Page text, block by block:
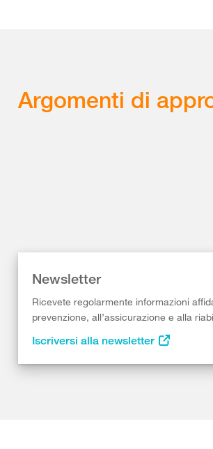
Argomenti di
Newsletter
Ricevete regolarmente informazioni
prevenzione, all’assicurazione e alla
Iscriversi alla newsletter